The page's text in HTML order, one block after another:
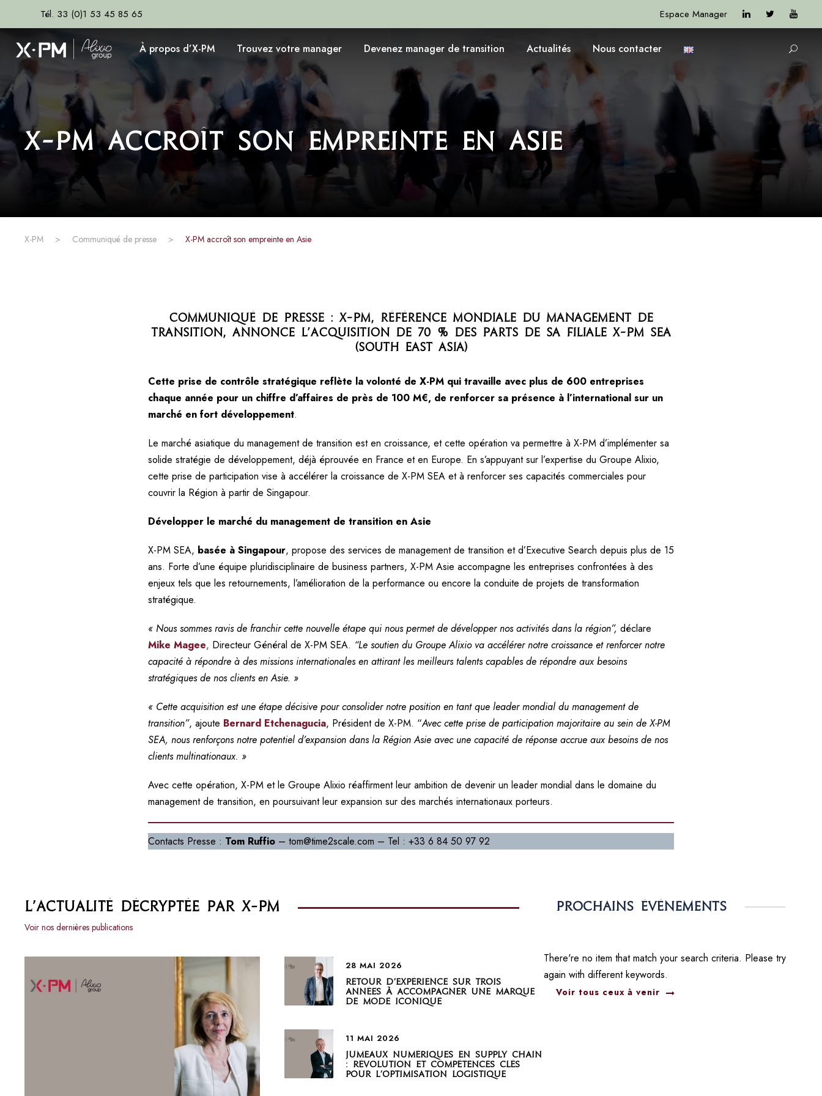
Tél. 33 (0)1 53 45 85 65 Espace Manager
À propos d’X-PM Trouvez votre manager Devenez manager de transition Actualités Nous contacter
X-PM accroît son empreinte en Asie
X-PM > Communiqué de presse > X-PM accroît son empreinte en Asie
Communiqué de presse : X-PM, référence mondiale du management de
transition, annonce l’acquisition de 70 % des parts de sa filiale X-PM SEA
(South East Asia)
Cette prise de contrôle stratégique reflète la volonté de X-PM qui travaille avec plus de 600 entreprises
chaque année pour un chiffre d’affaires de près de 100 M€, de renforcer sa présence à l’international sur un
marché en fort développement.
Le marché asiatique du management de transition est en croissance, et cette opération va permettre à X-PM d’implémenter sa
solide stratégie de développement, déjà éprouvée en France et en Europe. En s’appuyant sur l’expertise du Groupe Alixio,
cette prise de participation vise à accélérer la croissance de X-PM SEA et à renforcer ses capacités commerciales pour
couvrir la Région à partir de Singapour.
Développer le marché du management de transition en Asie
X-PM SEA, basée à Singapour, propose des services de management de transition et d’Executive Search depuis plus de 15
ans. Forte d’une équipe pluridisciplinaire de business partners, X-PM Asie accompagne les entreprises confrontées à des
enjeux tels que les retournements, l’amélioration de la performance ou encore la conduite de projets de transformation
stratégique.
« Nous sommes ravis de franchir cette nouvelle étape qui nous permet de développer nos activités dans la région”, déclare
Mike Magee, Directeur Général de X-PM SEA. “Le soutien du Groupe Alixio va accélérer notre croissance et renforcer notre
capacité à répondre à des missions internationales en attirant les meilleurs talents capables de répondre aux besoins
stratégiques de nos clients en Asie. »
« Cette acquisition est une étape décisive pour consolider notre position en tant que leader mondial du management de
transition”, ajoute Bernard Etchenagucia, Président de X-PM. “Avec cette prise de participation majoritaire au sein de X-PM
SEA, nous renforçons notre potentiel d’expansion dans la Région Asie avec une capacité de réponse accrue aux besoins de nos
clients multinationaux. »
Avec cette opération, X-PM et le Groupe Alixio réaffirment leur ambition de devenir un leader mondial dans le domaine du
management de transition, en poursuivant leur expansion sur des marchés internationaux porteurs.
Contacts Presse : Tom Ruffio – tom@time2scale.com – Tel : +33 6 84 50 97 92
L’actualité décryptée par X-PM
Voir nos dernières publications
28 MAI 2026
Retour d’expérience sur trois
années à accompagner une marque
de mode iconique
11 MAI 2026
Jumeaux numériques en supply chain
: révolution et compétences clés
pour l’optimisation logistique
Prochains événements
There're no item that match your search criteria. Please try
again with different keywords.
Voir tous ceux à venir